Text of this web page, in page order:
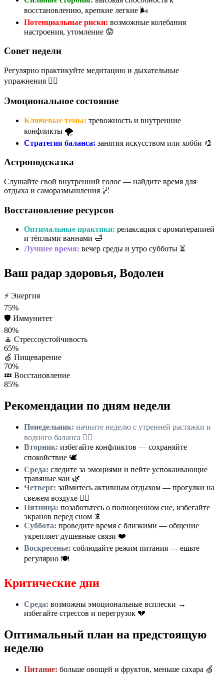
восстановлению, крепкие легкие 🌬️
Потенциальные риски: возможные колебания
настроения, утомление 😟
Совет недели
Регулярно практикуйте медитацию и дыхательные
упражнения 🧘‍♀️
Эмоциональное состояние
Ключевые темы: тревожность и внутренние
конфликты 🌪️
Стратегия баланса: занятия искусством или хобби 🎨
Астроподсказка
Слушайте свой внутренний голос — найдите время для
отдыха и саморазмышления 🌌
Восстановление ресурсов
Оптимальные практики: релаксация с ароматерапией
и тёплыми ваннами 🛁
Лучшее время: вечер среды и утро субботы ⏳
Ваш радар здоровья, Водолеи
⚡ Энергия
75%
🛡️ Иммунитет
80%
🧘 Стрессоустойчивость
65%
🍏 Пищеварение
70%
💤 Восстановление
85%
Рекомендации по дням недели
Понедельник: начните неделю с утренней растяжки и
водного баланса 🏃‍♂️
Вторник: избегайте конфликтов — сохраняйте
спокойствие 🕊️
Среда: следите за эмоциями и пейте успокаивающие
травяные чаи 🌿
Четверг: займитесь активным отдыхом — прогулки на
свежем воздухе 🚶‍♀️
Пятница: позаботьтесь о полноценном сне, избегайте
экранов перед сном 📵
Суббота: проведите время с близкими — общение
укрепляет душевные связи ❤️
Воскресенье: соблюдайте режим питания — ешьте
регулярно 🍽️
Критические дни
Среда: возможны эмоциональные всплески →
избегайте стрессов и перегрузок 💔
Оптимальный план на предстоящую
неделю
Питание: больше овощей и фруктов, меньше сахара 🍏